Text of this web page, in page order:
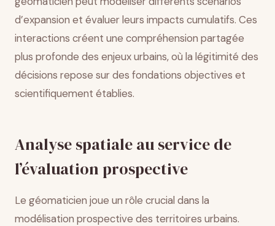
d’expansion et évaluer leurs impacts cumulatifs. Ces
interactions créent une compréhension partagée
plus profonde des enjeux urbains, où la légitimité des
décisions repose sur des fondations objectives et
scientifiquement établies.
Analyse spatiale au service de
l’évaluation prospective
Le géomaticien joue un rôle crucial dans la
modélisation prospective des territoires urbains.